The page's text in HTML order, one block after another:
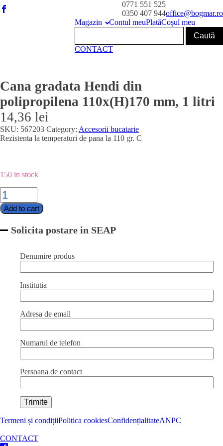
0771 551 525
0350 407 944office@bogmar.ro
Magazin
Contul meuPlatăCoșul meu
CONTACT
Cana gradata Hendi din
polipropilena 110x(H)170 mm, 1 litri
14,36 lei
SKU: 567203 Category: Accesorii bucatarie
Rezistenta la temperaturi de pana la 110 gr. C
150 in stock
Cana
gradata
Hendi
polipropilena
110x(H)170
quantity
Add to cart
Solicita postare in SEAP
Denumire produs
Institutia
Adresa de email
Numarul de telefon
Persoana de contact
Termeni și condițiiPolitica cookiesConfidențialitateANPC
CONTACT